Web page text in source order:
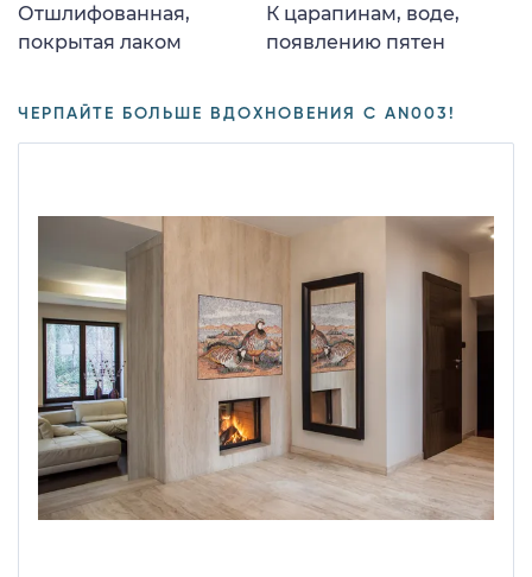
Отшлифованная,
покрытая лаком
К царапинам, воде,
появлению пятен
ЧЕРПАЙТЕ БОЛЬШЕ ВДОХНОВЕНИЯ С AN003!